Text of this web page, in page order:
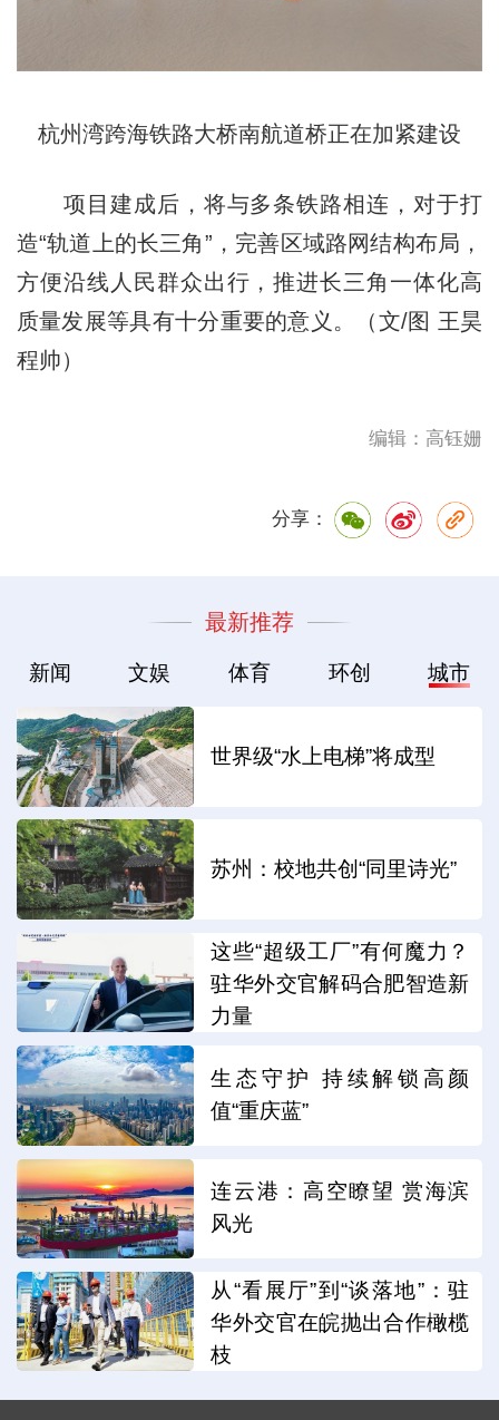
杭州湾跨海铁路大桥南航道桥正在加紧建设
项目建成后，将与多条铁路相连，对于打
造“轨道上的长三角”，完善区域路网结构布局，
方便沿线人民群众出行，推进长三角一体化高
质量发展等具有十分重要的意义。（文/图 王昊
程帅）
编辑：高钰姗
分享：
最新推荐
新闻 文娱 体育 环创 城市
世界级“水上电梯”将成型
苏州：校地共创“同里诗光”
这些“超级工厂”有何魔力？
驻华外交官解码合肥智造新
力量
生态守护 持续解锁高颜
值“重庆蓝”
连云港：高空瞭望 赏海滨
风光
从“看展厅”到“谈落地”：驻
华外交官在皖抛出合作橄榄
枝